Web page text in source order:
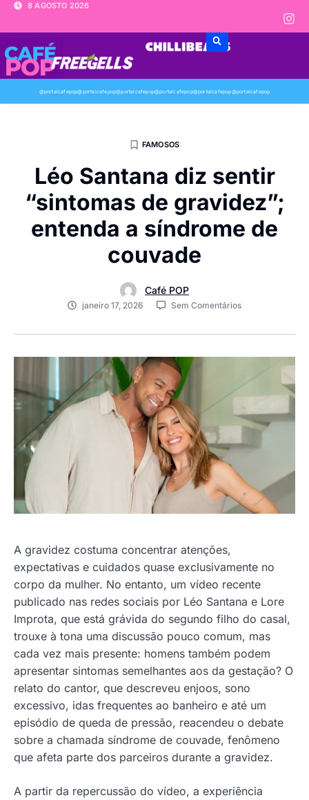
8 AGOSTO 2026
@portalcafepop@portalcafepop@portalcafepop@portalcafepop@portalcafepop@portalcafepop
FAMOSOS
Léo Santana diz sentir
“sintomas de gravidez”;
entenda a síndrome de
couvade
Café POP
janeiro 17, 2026 Sem Comentários
A gravidez costuma concentrar atenções,
expectativas e cuidados quase exclusivamente no
corpo da mulher. No entanto, um vídeo recente
publicado nas redes sociais por Léo Santana e Lore
Improta, que está grávida do segundo filho do casal,
trouxe à tona uma discussão pouco comum, mas
cada vez mais presente: homens também podem
apresentar sintomas semelhantes aos da gestação? O
relato do cantor, que descreveu enjoos, sono
excessivo, idas frequentes ao banheiro e até um
episódio de queda de pressão, reacendeu o debate
sobre a chamada síndrome de couvade, fenômeno
que afeta parte dos parceiros durante a gravidez.
A partir da repercussão do vídeo, a experiência